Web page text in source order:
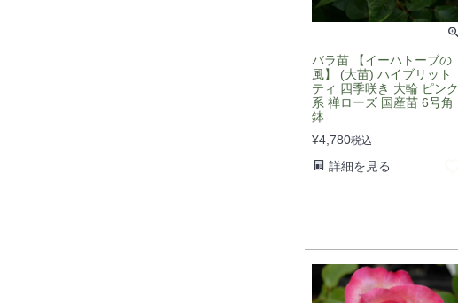
バラ苗 【イーハトーブの
風】 (大苗) ハイブリット
ティ 四季咲き 大輪 ピンク
系 禅ローズ 国産苗 6号角
鉢
¥4,780税込
詳細を見る